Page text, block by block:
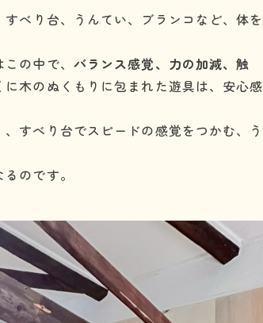
すべり台、うんてい、ブランコなど、体を
の中で、 バランス感覚、力の加減、触
に木のぬくもりに包まれた遊具は、安心感
すべり台でスピードの感覚をつかむ、う
のです。